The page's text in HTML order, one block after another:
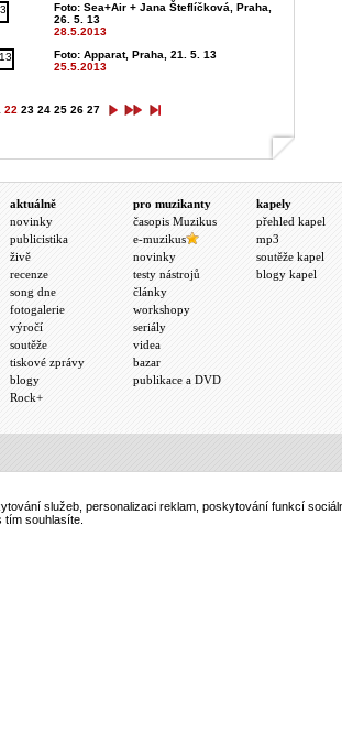
Foto: Sea+Air + Jana Šteflíčková, Praha,
26. 5. 13
28.5.2013
Foto: Apparat, Praha, 21. 5. 13
25.5.2013
22 23 24 25 26 27
aktuálně
novinky
publicistika
živě
recenze
song dne
fotogalerie
výročí
soutěže
tiskové zprávy
blogy
Rock+
pro muzikanty
časopis Muzikus
e-muzikus
novinky
testy nástrojů
články
workshopy
seriály
videa
bazar
publikace a DVD
kapely
přehled kapel
mp3
soutěže kapel
blogy kapel
služeb, personalizaci reklam, poskytování funkcí
tím souhlasíte.